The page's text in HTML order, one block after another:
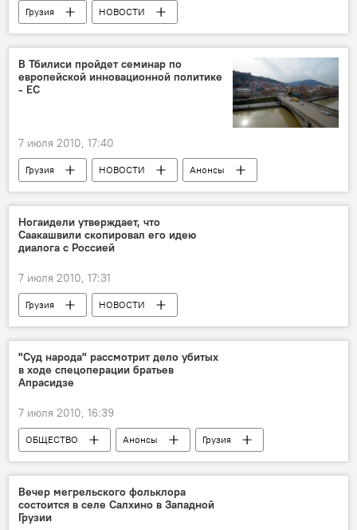
Грузия НОВОСТИ
В Тбилиси пройдет семинар по
европейской инновационной политике
- ЕС
7 июля 2010, 17:40
Грузия НОВОСТИ Анонсы
Ногаидели утверждает, что
Саакашвили скопировал его идею
диалога с Россией
7 июля 2010, 17:31
Грузия НОВОСТИ
"Суд народа" рассмотрит дело убитых
в ходе спецоперации братьев
Апрасидзе
7 июля 2010, 16:39
ОБЩЕСТВО Анонсы
Грузия
НОВОСТИ
Вечер мегрельского фольклора
состоится в селе Салхино в Западной
Грузии